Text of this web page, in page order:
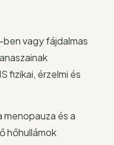
vagy fájdalmas
fizikai, érzelmi és
és a
hőhullámok